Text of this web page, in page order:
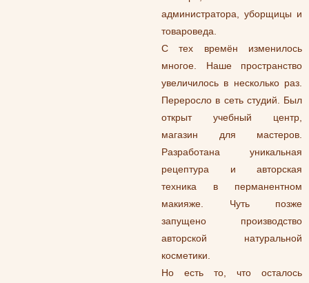
администратора, уборщицы и
товароведа.
С тех времён изменилось
многое. Наше пространство
увеличилось в несколько раз.
Переросло в сеть студий. Был
открыт учебный центр,
магазин для мастеров.
Разработана уникальная
рецептура и авторская
техника в перманентном
макияже. Чуть позже
запущено производство
авторской натуральной
косметики.
Но есть то, что осталось